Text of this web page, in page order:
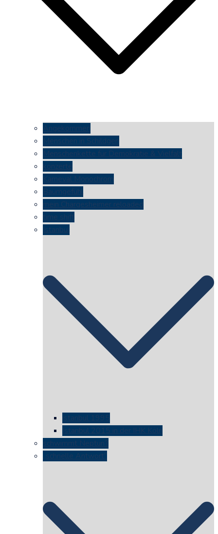
Angekommen
Menschen in Schildgen
Menschenkette für Demokratie & Vielfalt
konzerte
Karneval Monochrom
Baumgefühl
mein Chargesheimer reloaded
time shift
Istanbul
istanbul 1995
Istanbul 2015 in der IHK Köln
schwimmt Neptun?
„schnelle Antwort“